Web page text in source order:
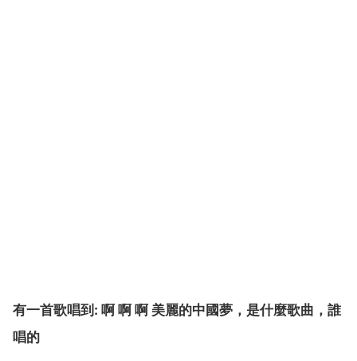
有一首歌唱到: 啊 啊 啊 美麗的中國夢，是什麼歌曲，誰
唱的